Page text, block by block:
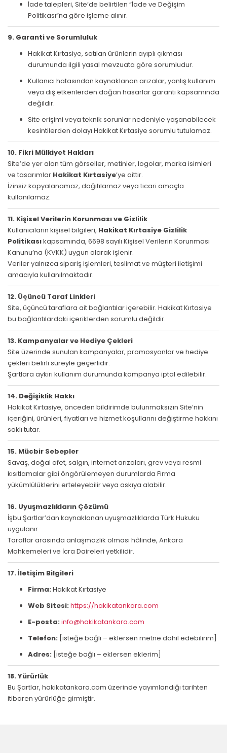
İade talepleri, Site’de belirtilen “İade ve Değişim
Politikası”na göre işleme alınır.
9. Garanti ve Sorumluluk
Hakikat Kırtasiye, satılan ürünlerin ayıplı çıkması
durumunda ilgili yasal mevzuata göre sorumludur.
Kullanıcı hatasından kaynaklanan arızalar, yanlış kullanım
veya dış etkenlerden doğan hasarlar garanti kapsamında
değildir.
Site erişimi veya teknik sorunlar nedeniyle yaşanabilecek
kesintilerden dolayı Hakikat Kırtasiye sorumlu tutulamaz.
10. Fikri Mülkiyet Hakları
Site’de yer alan tüm görseller, metinler, logolar, marka isimleri
ve tasarımlar Hakikat Kırtasiye’ye aittir.
İzinsiz kopyalanamaz, dağıtılamaz veya ticari amaçla
kullanılamaz.
11. Kişisel Verilerin Korunması ve Gizlilik
Kullanıcıların kişisel bilgileri, Hakikat Kırtasiye Gizlilik
Politikasıkapsamında, 6698 sayılı Kişisel Verilerin Korunması
Kanunu’na (KVKK) uygun olarak işlenir.
Veriler yalnızca sipariş işlemleri, teslimat ve müşteri iletişimi
amacıyla kullanılmaktadır.
12. Üçüncü Taraf Linkleri
Site, üçüncü taraflara ait bağlantılar içerebilir. Hakikat Kırtasiye
bu bağlantılardaki içeriklerden sorumlu değildir.
13. Kampanyalar ve Hediye Çekleri
Site üzerinde sunulan kampanyalar, promosyonlar ve hediye
çekleri belirli süreyle geçerlidir.
Şartlara aykırı kullanım durumunda kampanya iptal edilebilir.
14. Değişiklik Hakkı
Hakikat Kırtasiye, önceden bildirimde bulunmaksızın Site’nin
içeriğini, ürünleri, fiyatları ve hizmet koşullarını değiştirme hakkını
saklı tutar.
15. Mücbir Sebepler
Savaş, doğal afet, salgın, internet arızaları, grev veya resmi
kısıtlamalar gibi öngörülemeyen durumlarda Firma
yükümlülüklerini erteleyebilir veya askıya alabilir.
16. Uyuşmazlıkların Çözümü
İşbu Şartlar’dan kaynaklanan uyuşmazlıklarda Türk Hukuku
uygulanır.
Taraflar arasında anlaşmazlık olması hâlinde, Ankara
Mahkemeleri ve İcra Daireleri yetkilidir.
17. İletişim Bilgileri
Firma:Hakikat Kırtasiye
Web Sitesi:https://hakikatankara.com
E-posta:info@hakikatankara.com
Telefon: [isteğe bağlı – eklersen metne dahil edebilirim]
Adres: [isteğe bağlı – eklersen eklerim]
18. Yürürlük
Bu Şartlar, hakikatankara.com üzerinde yayımlandığı tarihten
itibaren yürürlüğe girmiştir.